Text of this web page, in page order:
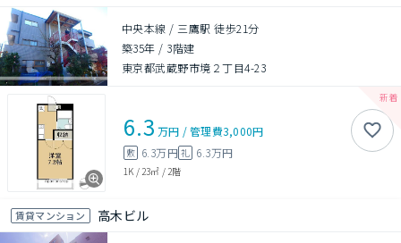
中央本線 / 三鷹駅 徒歩21分
築35年 / 3階建
東京都武蔵野市境２丁目4-23
6.3 万円 /管理費3,000円
敷 6.3万円礼 6.3万円
1K / 23㎡ / 2階
賃貸マンション 高木ビル